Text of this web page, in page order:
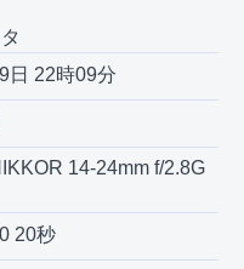
日 22時09分
14-24mm f/2.8G
20秒